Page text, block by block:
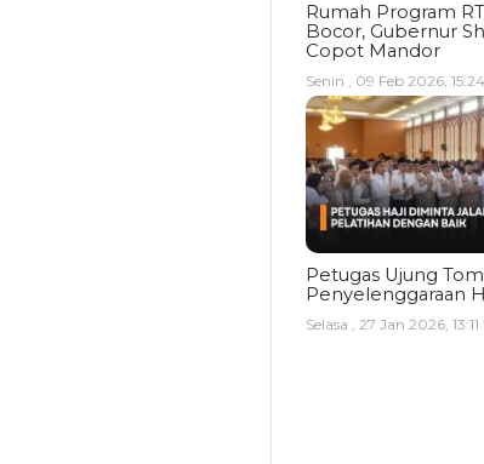
Rumah Program
Bocor, Gubernur
Copot Mandor
Senin , 09 Feb 2026,
Petugas Ujung
Penyelenggaraan
Selasa , 27 Jan 2026,